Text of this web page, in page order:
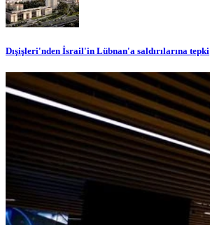
Dışişleri'nden İsrail'in Lübnan'a saldırılarına tepki